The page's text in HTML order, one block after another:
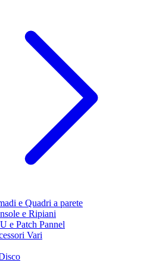
e Quadri a parete
e Ripiani
e Patch Pannel
Vari